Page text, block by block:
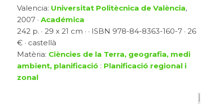
Valencia: Universitat Politècnica de València,
2007 · Académica
242 p. · 29 x 21 cm · · ISBN 978-84-8363-160-7 · 26
€ · castellà
Matèria: Ciències de la Terra, geografia, medi
ambient, planificació : Planificació regional i
zonal